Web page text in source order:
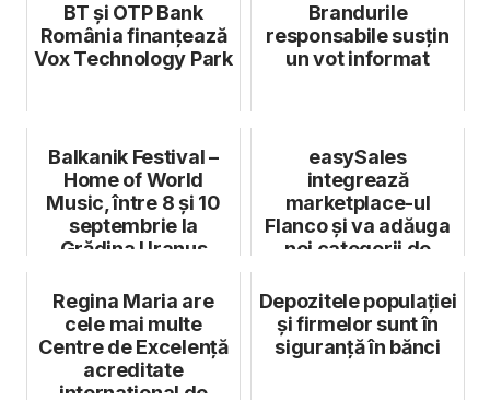
BT şi OTP Bank
România finanțează
Vox Technology Park
Brandurile
responsabile susțin
un vot informat
Balkanik Festival –
Home of World
Music, între 8 și 10
septembrie la
Grădina Uranus
easySales
integrează
marketplace-ul
Flanco și va adăuga
noi categorii de
Regina Maria are
cele mai multe
Centre de Excelență
acreditate
internațional de
Depozitele populației
și firmelor sunt în
siguranță în bănci